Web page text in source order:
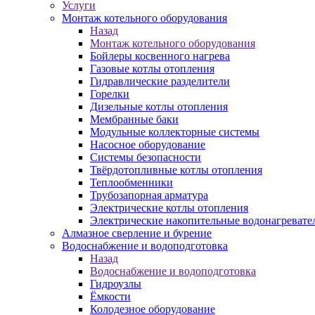
Услуги
Монтаж котельного оборудования
Назад
Монтаж котельного оборудования
Бойлеры косвенного нагрева
Газовые котлы отопления
Гидравлические разделители
Горелки
Дизельные котлы отопления
Мембранные баки
Модульные коллекторные системы
Насосное оборудование
Системы безопасности
Твёрдотопливные котлы отопления
Теплообменники
Трубозапорная арматура
Электрические котлы отопления
Электрические накопительные
Алмазное сверление и бурение
Водоснабжение и водоподготовка
Назад
Водоснабжение и водоподготовка
Гидроузлы
Ёмкости
Колодезное оборудование